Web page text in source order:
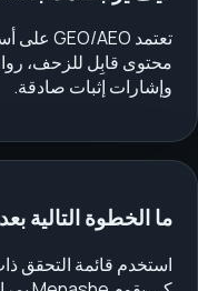
وإشارات إثبات صادقة.
ما الخطوة التالية